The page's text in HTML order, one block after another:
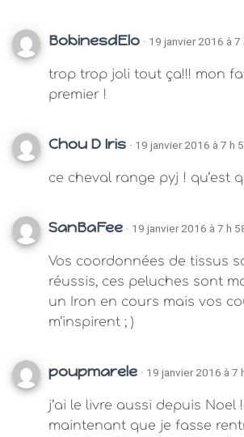
BobinesdElo · 19 janvier 2016 à 7
trop trop joli tout ça!!! mon
premier !
Chou D Iris · 19 janvier 2016 à 7 h
ce cheval range pyj ! qu’est
SanBaFee · 19 janvier 2016 à 7 h
Vos coordonnées de tissus
réussis, ces peluches sont
un Iron en cours mais vos
m’inspirent ; )
poupmarele · 19 janvier 2016 à 7
j’ai le livre aussi depuis Noel
maintenant que je fasse